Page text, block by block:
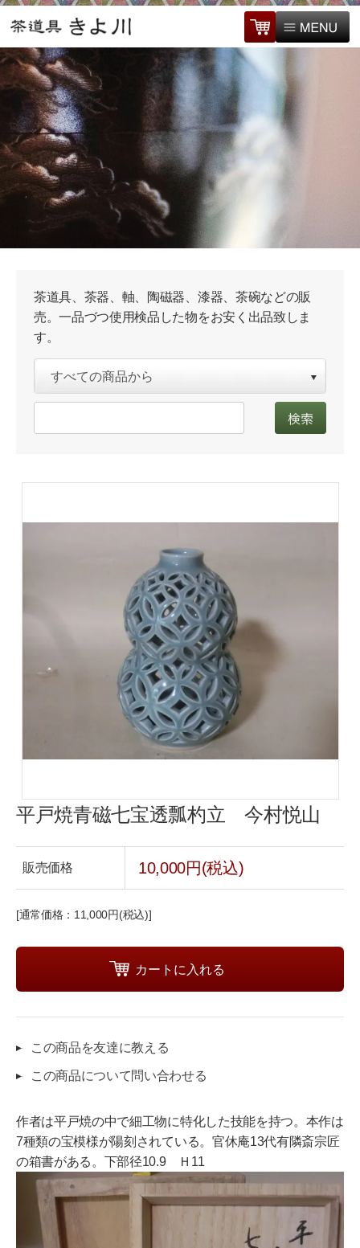
茶道具、茶器、軸、陶磁器、漆器、茶碗などの販
売。一品づつ使用検品した物をお安く出品致しま
す。
平戸焼青磁七宝透瓢杓立 今村悦山
販売価格 10,000円(税込)
[通常価格：11,000円(税込)]
この商品を友達に教える
この商品について問い合わせる
作者は平戸焼の中で細工物に特化した技能を持つ。本作は
7種類の宝模様が陽刻されている。官休庵13代有隣斎宗匠
の箱書がある。下部径10.9 Ｈ11